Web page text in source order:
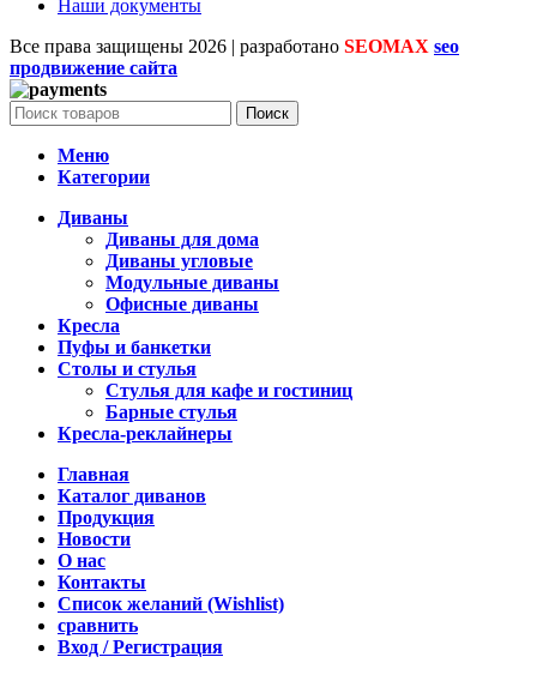
Наши документы
Все права защищены 2026 | разработано SEOMAX seo
продвижение сайта
Поиск
Меню
Категории
Диваны
Диваны для дома
Диваны угловые
Модульные диваны
Офисные диваны
Кресла
Пуфы и банкетки
Столы и стулья
Стулья для кафе и гостиниц
Барные стулья
Кресла-реклайнеры
Главная
Каталог диванов
Продукция
Новости
О нас
Контакты
Список желаний (Wishlist)
сравнить
Вход / Регистрация